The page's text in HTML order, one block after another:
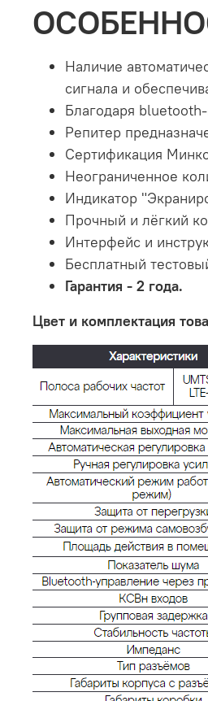
Наличие
сигнала и
Благодаря
Репитер
Сертификация
Неограниченное
Индикатор
Прочный и лёгкий
Интерфейс и
Бесплатный
Гарантия - 2 года.
Цвет и комплектация